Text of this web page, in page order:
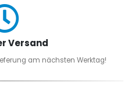
Versand
am nächsten Werktag!